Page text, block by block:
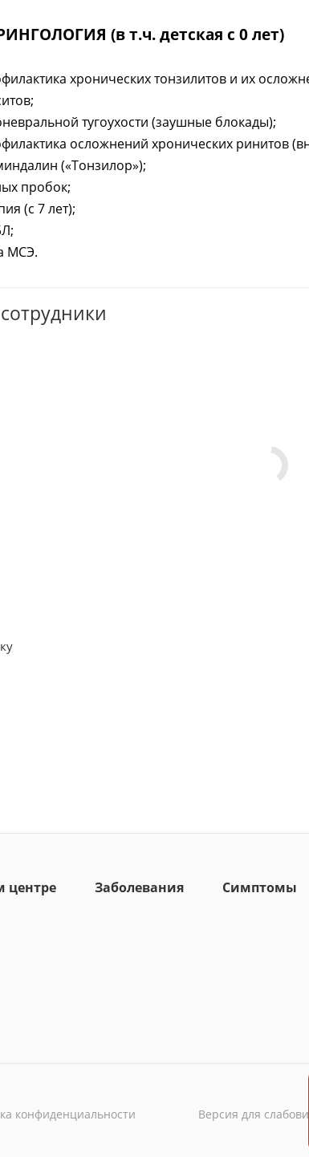
(в т.ч. детская с 0 лет)
хронических тонзилитов и их
тугоухости (заушные блокады);
осложнений хронических ринитов
(«Тонзилор»);
пробок;
(с 7 лет);
МСЭ.
центре Заболевания Симптомы
конфиденциальности Версия для